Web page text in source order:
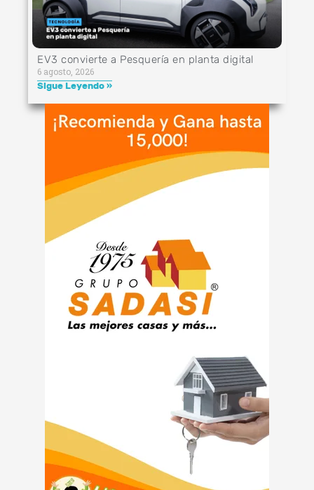
EV3 convierte a Pesquería en planta digital
6 agosto, 2026
Sigue Leyendo »